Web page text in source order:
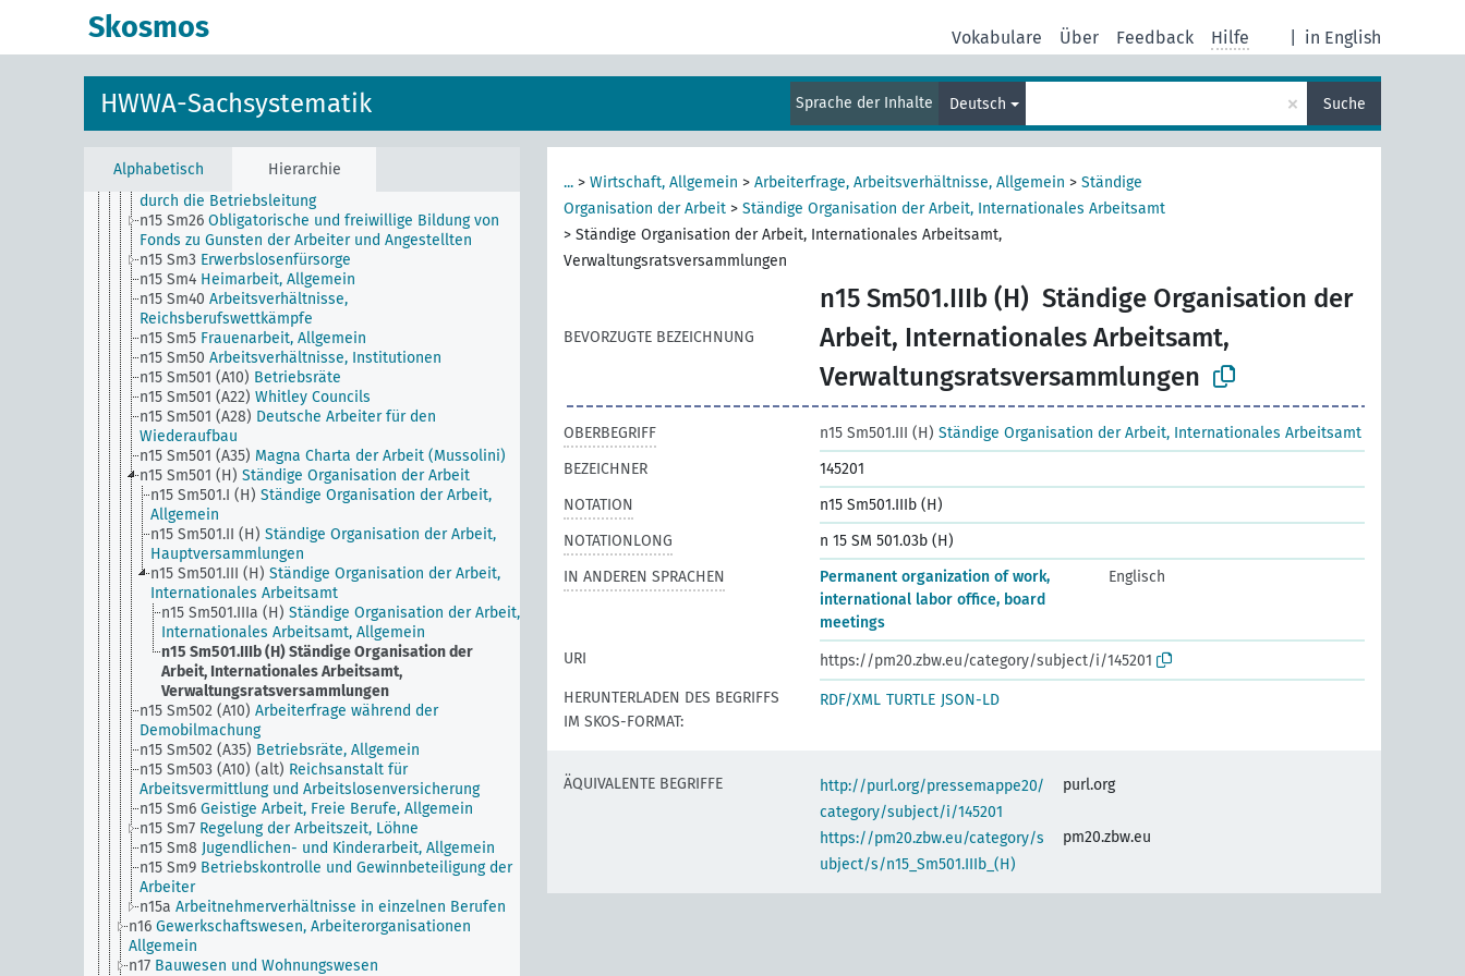
Skosmos in English
Vokabulare Über Feedback Hilfe
HWWA-Sachsystematik Sprache der Inhalte Deutsch × Suche
Alphabetisch Hierarchie
n15 Sm19 Beschäftigung Schwerbeschädigter
n15 Sm21 Nationale Wanderarbeiter
Facharbeit, Allgemein
n15 Sm24
Angestelltenfrage
durch die Betriebsleitung
n15 Sm26 Obligatorische und freiwillige Bildung von
Fonds zu Gunsten der Arbeiter und Angestellten
n15 Sm3 Erwerbslosenfürsorge
n15 Sm4 Heimarbeit, Allgemein
n15 Sm40 Arbeitsverhältnisse,
Reichsberufswettkämpfe
n15 Sm5 Frauenarbeit, Allgemein
n15 Sm50 Arbeitsverhältnisse, Institutionen
n15 Sm501 (A10) Betriebsräte
n15 Sm501 (A22) Whitley Councils
n15 Sm501 (A28) Deutsche Arbeiter für den
Wiederaufbau
n15 Sm501 (A35) Magna Charta der Arbeit (Mussolini)
n15 Sm501 (H) Ständige Organisation der Arbeit
n15 Sm501.I (H) Ständige Organisation der Arbeit,
Allgemein
n15 Sm501.II (H) Ständige Organisation der Arbeit,
Hauptversammlungen
n15 Sm501.III (H) Ständige Organisation der Arbeit,
Internationales Arbeitsamt
n15 Sm501.IIIa (H) Ständige Organisation der Arbeit,
Internationales Arbeitsamt, Allgemein
n15 Sm501.IIIb (H)Ständige Organisation der
Arbeit, Internationales Arbeitsamt,
Verwaltungsratsversammlungen
n15 Sm502 (A10) Arbeiterfrage während der
Demobilmachung
n15 Sm502 (A35) Betriebsräte, Allgemein
n15 Sm503 (A10) (alt) Reichsanstalt für
Arbeitsvermittlung und Arbeitslosenversicherung
n15 Sm6 Geistige Arbeit, Freie Berufe, Allgemein
n15 Sm7 Regelung der Arbeitszeit, Löhne
n15 Sm8 Jugendlichen- und Kinderarbeit, Allgemein
n15 Sm9 Betriebskontrolle und Gewinnbeteiligung der
Arbeiter
n15a Arbeitnehmerverhältnisse in einzelnen Berufen
n16 Gewerkschaftswesen, Arbeiterorganisationen
Allgemein
n17 Bauwesen und Wohnungswesen
... > Wirtschaft, Allgemein > Arbeiterfrage, Arbeitsverhältnisse, Allgemein > Ständige
Organisation der Arbeit > Ständige Organisation der Arbeit, Internationales Arbeitsamt
> Ständige Organisation der Arbeit, Internationales Arbeitsamt,
Verwaltungsratsversammlungen
BEVORZUGTE BEZEICHNUNG
n15 Sm501.IIIb (H) Ständige Organisation der
Arbeit, Internationales Arbeitsamt,
Verwaltungsratsversammlungen
OBERBEGRIFF n15 Sm501.III (H) Ständige Organisation der Arbeit, Internationales Arbeitsamt
BEZEICHNER
145201
NOTATION
n15 Sm501.IIIb (H)
NOTATIONLONG
n 15 SM 501.03b (H)
IN ANDEREN SPRACHEN
Permanent organization of work,
international labor office, board
meetings
Englisch
URI
https://pm20.zbw.eu/category/subject/i/145201
HERUNTERLADEN DES BEGRIFFS
IM SKOS-FORMAT:
RDF/XML TURTLE JSON-LD
ÄQUIVALENTE BEGRIFFE
http://purl.org/pressemappe20/
category/subject/i/145201
purl.org
https://pm20.zbw.eu/category/s
ubject/s/n15_Sm501.IIIb_(H)
pm20.zbw.eu